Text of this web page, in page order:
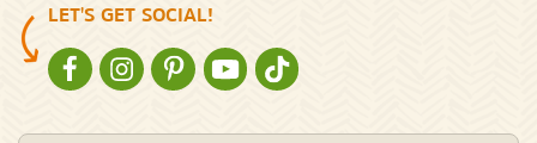
LET'S GET SOCIAL!
NATURESCANNER OP FACEBOOK
NATURESCANNER OP INSTAGRAM
NATURESCANNER OP PINTEREST
NATURESCANNER OP YOUTUBE
NATURESCANNER OP TIKTOK